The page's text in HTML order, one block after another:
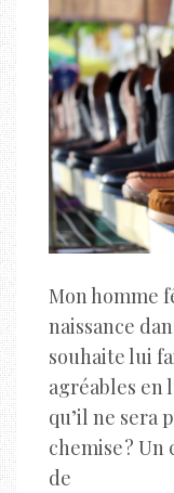
Mon homme
naissance
souhaite lui
agréables
qu’il ne sera
chemise ?
de